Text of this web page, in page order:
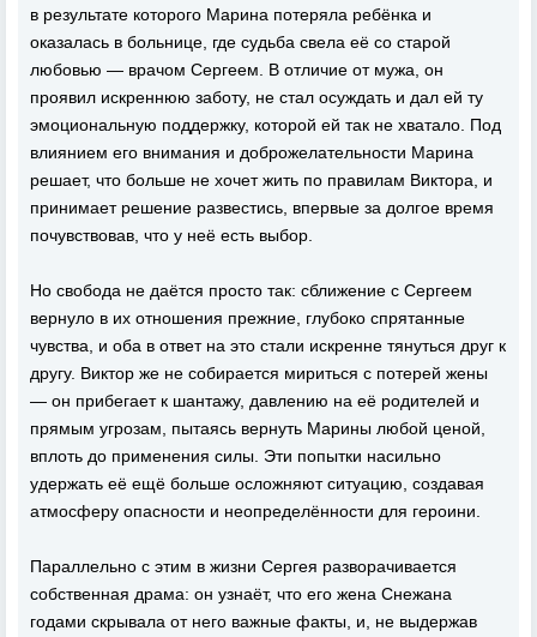
в результате которого Марина потеряла ребёнка и
оказалась в больнице, где судьба свела её со старой
любовью — врачом Сергеем. В отличие от мужа, он
проявил искреннюю заботу, не стал осуждать и дал ей ту
эмоциональную поддержку, которой ей так не хватало. Под
влиянием его внимания и доброжелательности Марина
решает, что больше не хочет жить по правилам Виктора, и
принимает решение развестись, впервые за долгое время
почувствовав, что у неё есть выбор.
Но свобода не даётся просто так: сближение с Сергеем
вернуло в их отношения прежние, глубоко спрятанные
чувства, и оба в ответ на это стали искренне тянуться друг к
другу. Виктор же не собирается мириться с потерей жены
— он прибегает к шантажу, давлению на её родителей и
прямым угрозам, пытаясь вернуть Марины любой ценой,
вплоть до применения силы. Эти попытки насильно
удержать её ещё больше осложняют ситуацию, создавая
атмосферу опасности и неопределённости для героини.
Параллельно с этим в жизни Сергея разворачивается
собственная драма: он узнаёт, что его жена Снежана
годами скрывала от него важные факты, и, не выдержав